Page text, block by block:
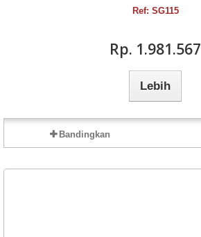
Ref: SG115
Rp‎. 1.981.567
Lebih
Bandingkan